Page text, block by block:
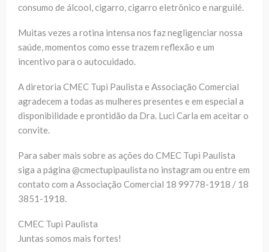
consumo de álcool, cigarro, cigarro eletrônico e narguilé.
Muitas vezes a rotina intensa nos faz negligenciar nossa
saúde, momentos como esse trazem reflexão e um
incentivo para o autocuidado.
A diretoria CMEC Tupi Paulista e Associação Comercial
agradecem a todas as mulheres presentes e em especial a
disponibilidade e prontidão da Dra. Luci Carla em aceitar o
convite.
Para saber mais sobre as ações do CMEC Tupi Paulista
siga a página @cmectupipaulista no instagram ou entre em
contato com a Associação Comercial 18 99778-1918 / 18
3851-1918.
CMEC Tupi Paulista
Juntas somos mais fortes!